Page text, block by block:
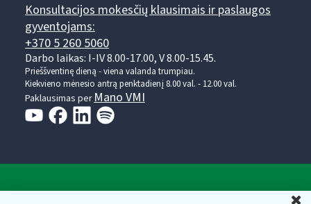
Konsultacijos mokesčių klausimais ir paslaugos
gyventojams:
+370 5 260 5060
Darbo laikas: I-IV 8.00-17.00, V 8.00-15.45.
Prieššventinę dieną - viena valanda trumpiau.
Kiekvieno mėnesio antrą penktadienį 8.00 val. - 12.00 val.
Paklausimas per Mano VMI